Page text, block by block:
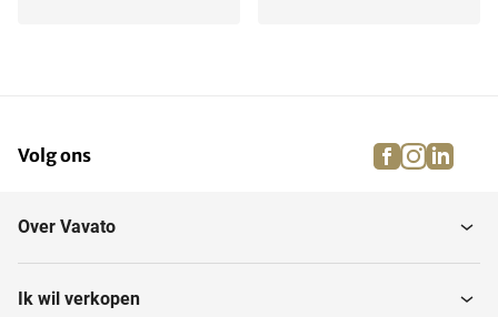
Dressuur-, spring- en... Brandweermaterialen
Volg ons facebook
Over Vavato
Ik wil verkopen